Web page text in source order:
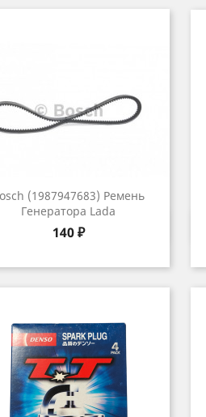
(1987947683) Ремень
Генератора Lada
Цена
140 ₽
Быстрый просмотр